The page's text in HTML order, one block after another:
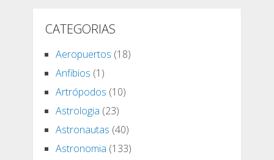
CATEGORIAS
Aeropuertos (18)
Anfibios (1)
Artrópodos (10)
Astrologia (23)
Astronautas (40)
Astronomia (133)